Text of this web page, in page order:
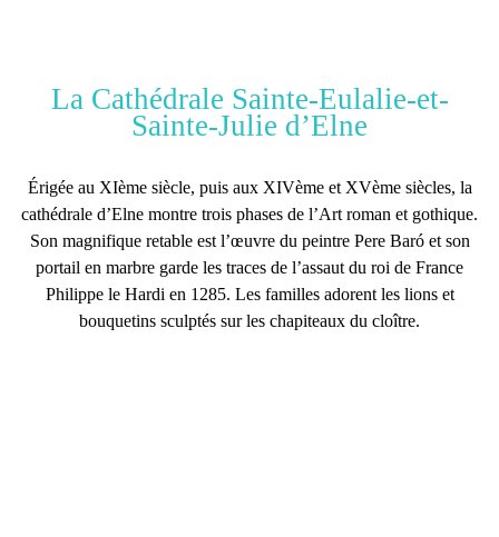
La Cathédrale Sainte-Eulalie-et-
Sainte-Julie d’Elne
Érigée au XIème siècle, puis aux XIVème et XVème siècles, la
cathédrale d’Elne montre trois phases de l’Art roman et gothique.
Son magnifique retable est l’œuvre du peintre Pere Baró et son
portail en marbre garde les traces de l’assaut du roi de France
Philippe le Hardi en 1285. Les familles adorent les lions et
bouquetins sculptés sur les chapiteaux du cloître.